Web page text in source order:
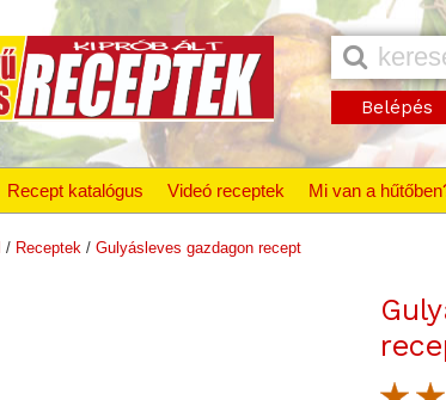
Belépés
Recept katalógus Videó receptek Mi van a
/ Receptek / Gulyásleves gazdagon recept